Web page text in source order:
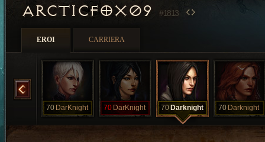
ARCTICFOX09 #1813
EROI CARRIERA
70 DarKnight 70 DarKnight 70 Darknight 70 Darknight